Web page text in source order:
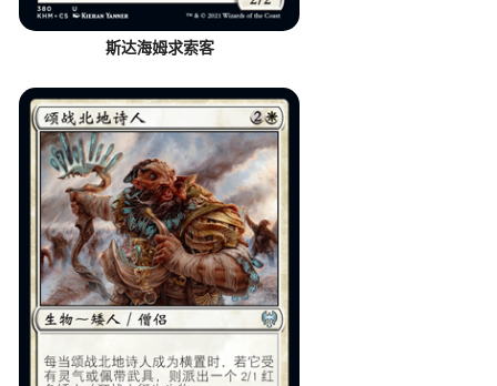
斯达海姆求索客